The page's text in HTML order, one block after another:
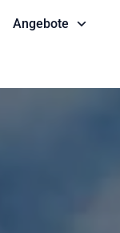
Angebote